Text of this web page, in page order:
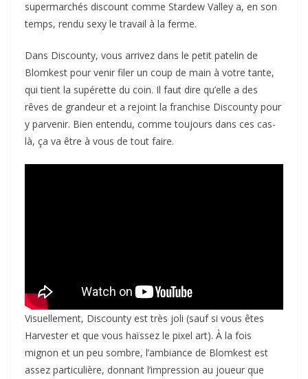
supermarchés discount comme Stardew Valley a, en son
temps, rendu sexy le travail à la ferme.
Dans Discounty, vous arrivez dans le petit patelin de
Blomkest pour venir filer un coup de main à votre tante,
qui tient la supérette du coin. Il faut dire qu’elle a des
rêves de grandeur et a rejoint la franchise Discounty pour
y parvenir. Bien entendu, comme toujours dans ces cas-
là, ça va être à vous de tout faire.
Visuellement, Discounty est très joli (sauf si vous êtes
Harvester et que vous haïssez le pixel art). À la fois
mignon et un peu sombre, l’ambiance de Blomkest est
assez particulière, donnant l’impression au joueur que